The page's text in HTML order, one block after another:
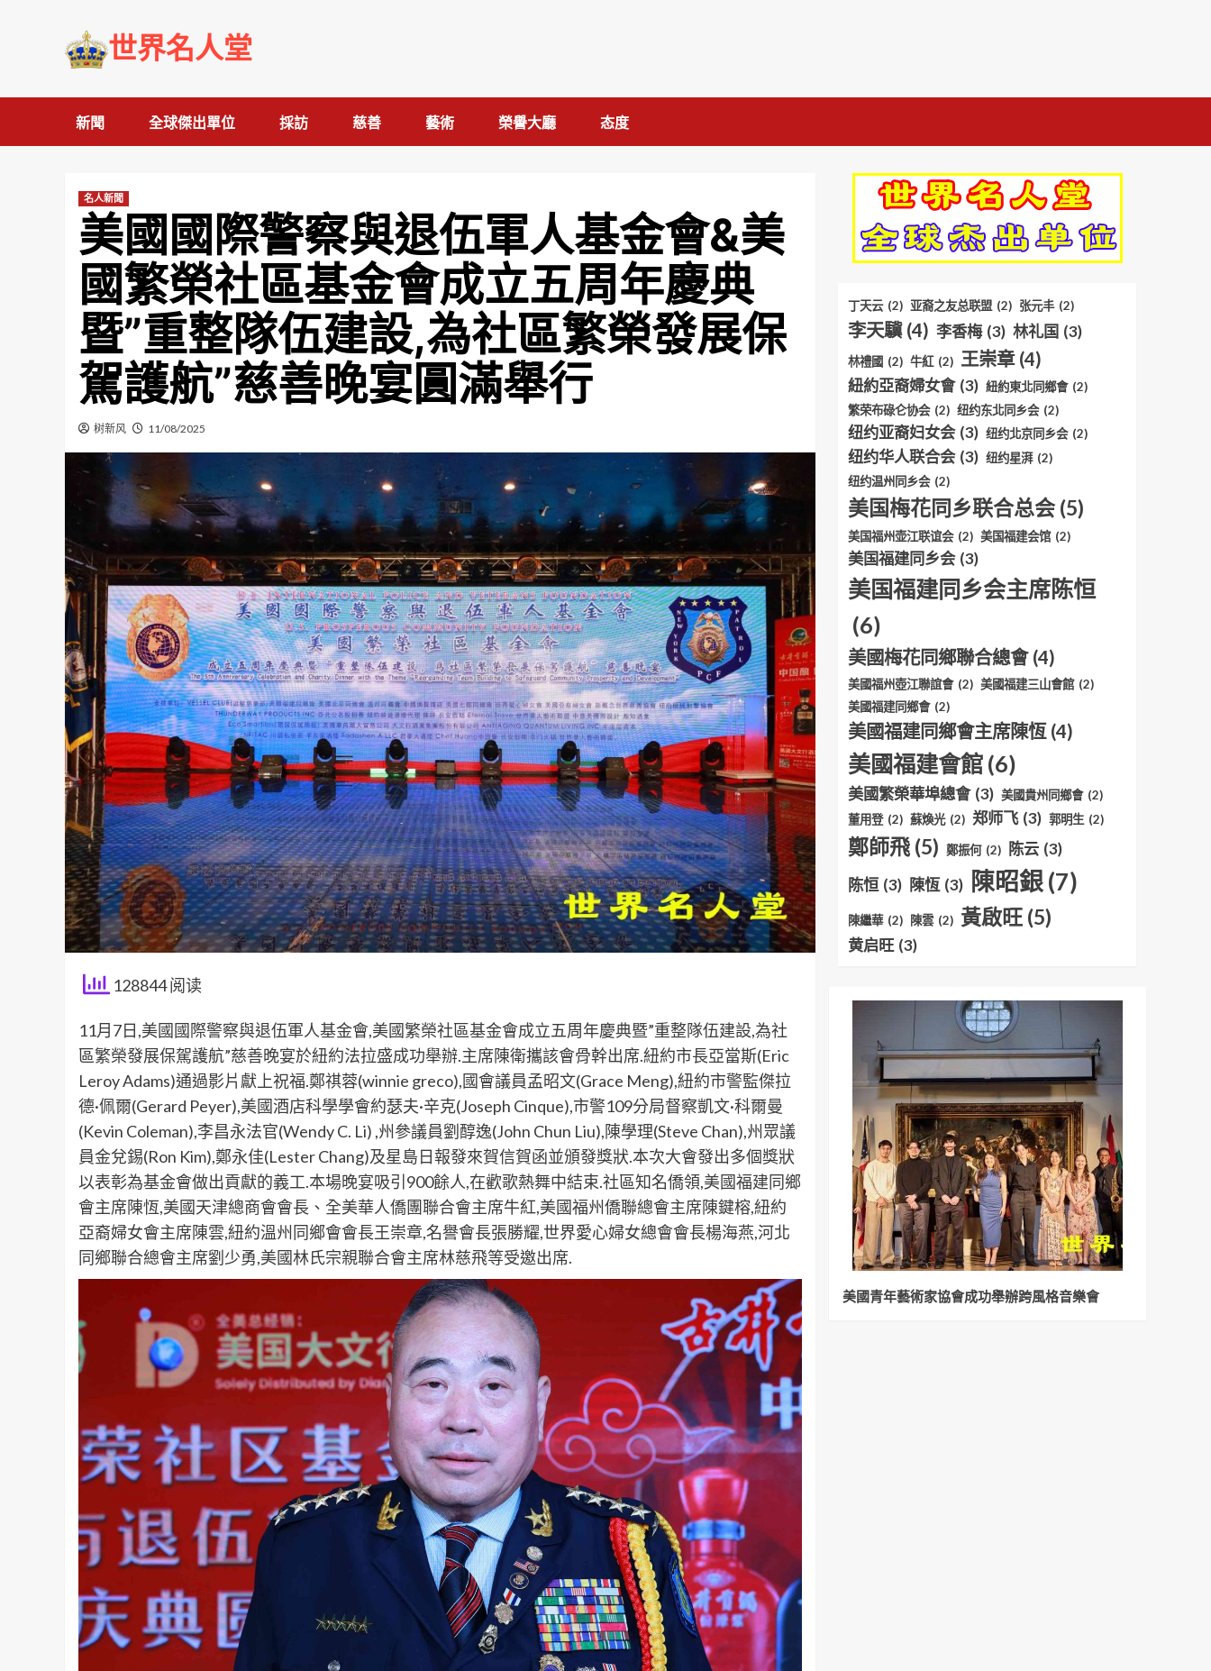
世界名人堂
新聞 全球傑出單位 採訪 慈善 藝術 榮譽大廳 态度
名人新聞
美國國際警察與退伍軍人基金會&美
國繁榮社區基金會成立五周年慶典
暨”重整隊伍建設,為社區繁榮發展保
駕護航”慈善晚宴圓滿舉行
树新风 11/08/2025
128844 阅读
11月7日,美國國際警察與退伍軍人基金會,美國繁榮社區基金會成立五周年慶典暨”重整隊伍建設,為社
區繁榮發展保駕護航”慈善晚宴於紐約法拉盛成功舉辦.主席陳衛攜該會骨幹出席.紐約市長亞當斯(Eric
Leroy Adams)通過影片獻上祝福.鄭祺蓉(winnie greco),國會議員孟昭文(Grace Meng),紐約市警監傑拉
德·佩爾(Gerard Peyer),美國酒店科學學會約瑟夫·辛克(Joseph Cinque),市警109分局督察凱文·科爾曼
(Kevin Coleman),李昌永法官(Wendy C. Li) ,州參議員劉醇逸(John Chun Liu),陳學理(Steve Chan),州眾議
員金兌錫(Ron Kim),鄭永佳(Lester Chang)及星島日報發來賀信賀函並頒發獎狀.本次大會發出多個獎狀
以表彰為基金會做出貢獻的義工.本場晚宴吸引900餘人,在歡歌熱舞中結束.社區知名僑領,美國福建同鄉
會主席陳恆,美國天津總商會會長、全美華人僑團聯合會主席牛紅,美國福州僑聯總會主席陳鍵榕,紐約
亞裔婦女會主席陳雲,紐約溫州同鄉會會長王崇章,名譽會長張勝耀,世界愛心婦女總會會長楊海燕,河北
同鄉聯合總會主席劉少勇,美國林氏宗親聯合會主席林慈飛等受邀出席.
丁天云 (2) 亚裔之友总联盟 (2) 张元丰 (2)
李天驥 (4) 李香梅 (3) 林礼国 (3)
林禮國 (2) 牛紅 (2) 王崇章 (4)
紐約亞裔婦女會 (3) 紐約東北同鄉會 (2)
繁荣布碌仑协会 (2) 纽约东北同乡会 (2)
纽约亚裔妇女会 (3) 纽约北京同乡会 (2)
纽约华人联合会 (3) 纽约星湃 (2)
纽约温州同乡会 (2)
美国梅花同乡联合总会 (5)
美国福州壶江联谊会 (2) 美国福建会馆 (2)
美国福建同乡会 (3)
美国福建同乡会主席陈恒
(6)
美國梅花同鄉聯合總會 (4)
美國福州壺江聯誼會 (2) 美國福建三山會館 (2)
美國福建同鄉會 (2)
美國福建同鄉會主席陳恆 (4)
美國福建會館 (6)
美國繁榮華埠總會 (3) 美國貴州同鄉會 (2)
董用登 (2) 蘇煥光 (2) 郑师飞 (3) 郭明生 (2)
鄭師飛 (5) 鄭振何 (2) 陈云 (3)
陈恒 (3) 陳恆 (3) 陳昭銀(7)
陳繼華 (2) 陳雲 (2) 黃啟旺 (5)
黄启旺 (3)
美國青年藝術家協會成功舉辦跨風格音樂會